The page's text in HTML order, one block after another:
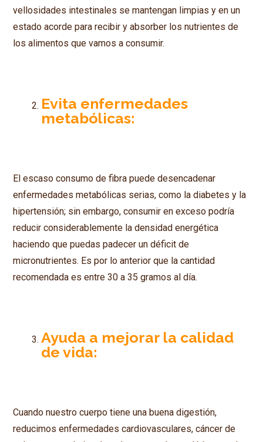
vellosidades intestinales se mantengan limpias y en un
estado acorde para recibir y absorber los nutrientes de
los alimentos que vamos a consumir.
Evita enfermedades
metabólicas:
El escaso consumo de fibra puede desencadenar
enfermedades metabólicas serias, como la diabetes y la
hipertensión; sin embargo, consumir en exceso podría
reducir considerablemente la densidad energética
haciendo que puedas padecer un déficit de
micronutrientes. Es por lo anterior que la cantidad
recomendada es entre 30 a 35 gramos al día.
Ayuda a mejorar la calidad
de vida:
Cuando nuestro cuerpo tiene una buena digestión,
reducimos enfermedades cardiovasculares, cáncer de